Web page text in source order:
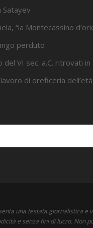
Satayev
“la Montecassino
perduto
del VI sec. a.C. ritrovati in
di oreficeria
una testata giornalistica e
e senza fini di lucro. Non